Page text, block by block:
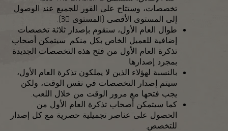
تخصصات، وستتاح على الفور للجميع عند الوصول
إلى المستوى الأقصى (المستوى 30).
طوال العام الأول، سنقوم بإصدار ثلاثة تخصصات
إضافية للعميل الخاص بكل منكم. سيتمكن أصحاب
تذكرة العام الأول من فتح هذه التخصصات الجديدة
بمجرد إصدارها.
بالنسبة لهؤلاء الذين لا يملكون تذكرة العام الأول،
سيتم إصدار التخصصات في نفس الوقت، ولكن
يجب فتحها مع مرور الوقت من خلال اللعب.
كما سيتمكن أصحاب تذكرة العام الأول من
الحصول على عناصر تجميلية حصرية مع كل إصدار
للتخصص.